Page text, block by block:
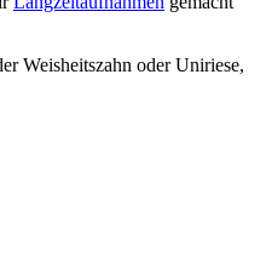
Weisheitszahn oder Uniriese,